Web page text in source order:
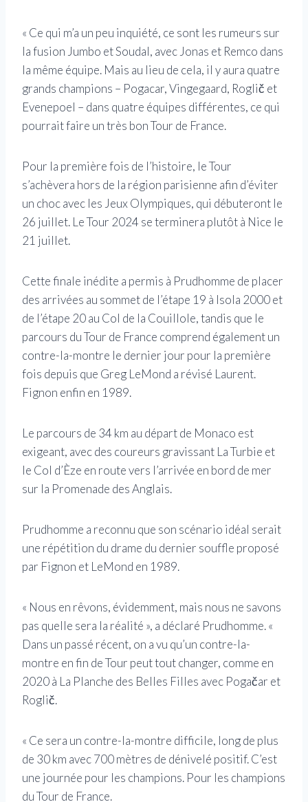
« Ce qui m’a un peu inquiété, ce sont les rumeurs sur
la fusion Jumbo et Soudal, avec Jonas et Remco dans
la même équipe. Mais au lieu de cela, il y aura quatre
grands champions – Pogacar, Vingegaard, Roglič et
Evenepoel – dans quatre équipes différentes, ce qui
pourrait faire un très bon Tour de France.
Pour la première fois de l’histoire, le Tour
s’achèvera hors de la région parisienne afin d’éviter
un choc avec les Jeux Olympiques, qui débuteront le
26 juillet. Le Tour 2024 se terminera plutôt à Nice le
21 juillet.
Cette finale inédite a permis à Prudhomme de placer
des arrivées au sommet de l’étape 19 à Isola 2000 et
de l’étape 20 au Col de la Couillole, tandis que le
parcours du Tour de France comprend également un
contre-la-montre le dernier jour pour la première
fois depuis que Greg LeMond a révisé Laurent.
Fignon enfin en 1989.
Le parcours de 34 km au départ de Monaco est
exigeant, avec des coureurs gravissant La Turbie et
le Col d’Èze en route vers l’arrivée en bord de mer
sur la Promenade des Anglais.
Prudhomme a reconnu que son scénario idéal serait
une répétition du drame du dernier souffle proposé
par Fignon et LeMond en 1989.
« Nous en rêvons, évidemment, mais nous ne savons
pas quelle sera la réalité », a déclaré Prudhomme. «
Dans un passé récent, on a vu qu’un contre-la-
montre en fin de Tour peut tout changer, comme en
2020 à La Planche des Belles Filles avec Pogačar et
Roglič.
« Ce sera un contre-la-montre difficile, long de plus
de 30 km avec 700 mètres de dénivelé positif. C’est
une journée pour les champions. Pour les champions
du Tour de France.